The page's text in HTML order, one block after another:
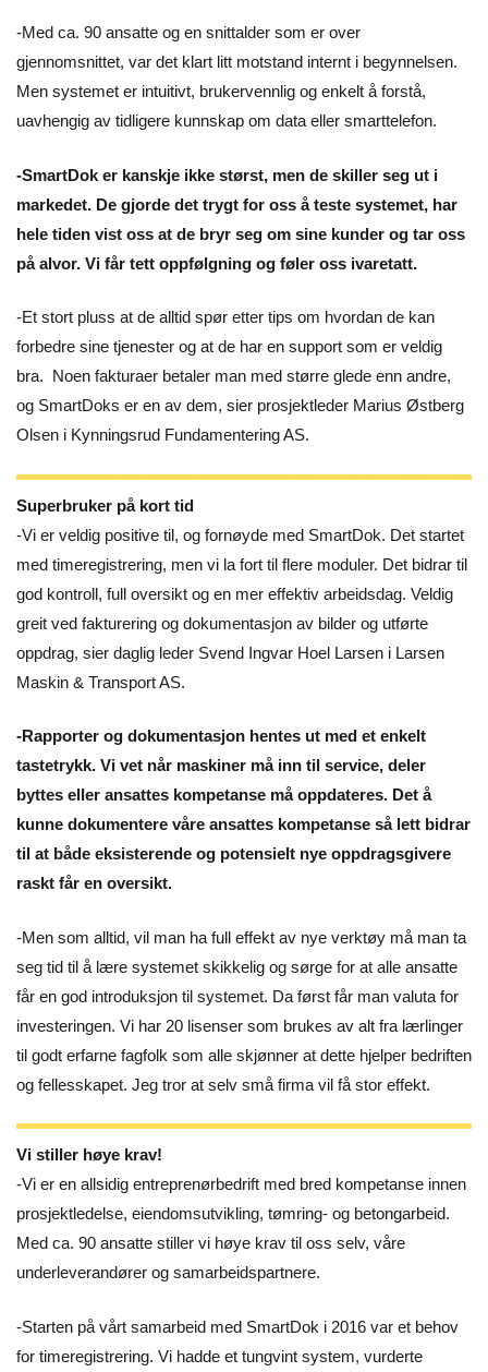
-Med ca. 90 ansatte og en snittalder som er over
gjennomsnittet, var det klart litt motstand internt i begynnelsen.
Men systemet er intuitivt, brukervennlig og enkelt å forstå,
uavhengig av tidligere kunnskap om data eller smarttelefon.
-SmartDok er kanskje ikke størst, men de skiller seg ut i
markedet. De gjorde det trygt for oss å teste systemet, har
hele tiden vist oss at de bryr seg om sine kunder og tar oss
på alvor. Vi får tett oppfølgning og føler oss ivaretatt.
-Et stort pluss at de alltid spør etter tips om hvordan de kan
forbedre sine tjenester og at de har en support som er veldig
bra. Noen fakturaer betaler man med større glede enn andre,
og SmartDoks er en av dem, sier prosjektleder Marius Østberg
Olsen i Kynningsrud Fundamentering AS.
Superbruker på kort tid
-Vi er veldig positive til, og fornøyde med SmartDok. Det startet
med timeregistrering, men vi la fort til flere moduler. Det bidrar til
god kontroll, full oversikt og en mer effektiv arbeidsdag. Veldig
greit ved fakturering og dokumentasjon av bilder og utførte
oppdrag, sier daglig leder Svend Ingvar Hoel Larsen i Larsen
Maskin & Transport AS.
-Rapporter og dokumentasjon hentes ut med et enkelt
tastetrykk. Vi vet når maskiner må inn til service, deler
byttes eller ansattes kompetanse må oppdateres. Det å
kunne dokumentere våre ansattes kompetanse så lett bidrar
til at både eksisterende og potensielt nye oppdragsgivere
raskt får en oversikt.
-Men som alltid, vil man ha full effekt av nye verktøy må man ta
seg tid til å lære systemet skikkelig og sørge for at alle ansatte
får en god introduksjon til systemet. Da først får man valuta for
investeringen. Vi har 20 lisenser som brukes av alt fra lærlinger
til godt erfarne fagfolk som alle skjønner at dette hjelper bedriften
og fellesskapet. Jeg tror at selv små firma vil få stor effekt.
Vi stiller høye krav!
-Vi er en allsidig entreprenørbedrift med bred kompetanse innen
prosjektledelse, eiendomsutvikling, tømring- og betongarbeid.
Med ca. 90 ansatte stiller vi høye krav til oss selv, våre
underleverandører og samarbeidspartnere.
-Starten på vårt samarbeid med SmartDok i 2016 var et behov
for timeregistrering. Vi hadde et tungvint system, vurderte